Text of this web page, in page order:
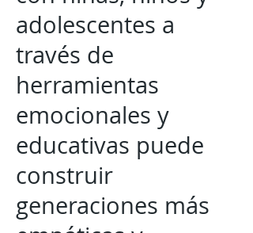
adolescentes a
través de
herramientas
emocionales y
educativas puede
construir
generaciones más